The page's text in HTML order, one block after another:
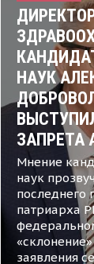
НАУК
ЗАПРЕТА
Мнение
наук
последнего
патриарха
заявления